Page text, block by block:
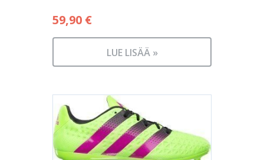
59,90 €
LUE LISÄÄ »